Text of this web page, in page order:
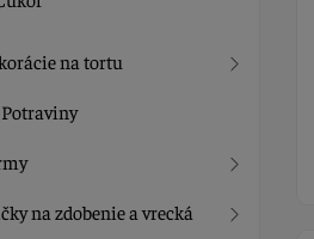
na tortu
na zdobenie a vrecká